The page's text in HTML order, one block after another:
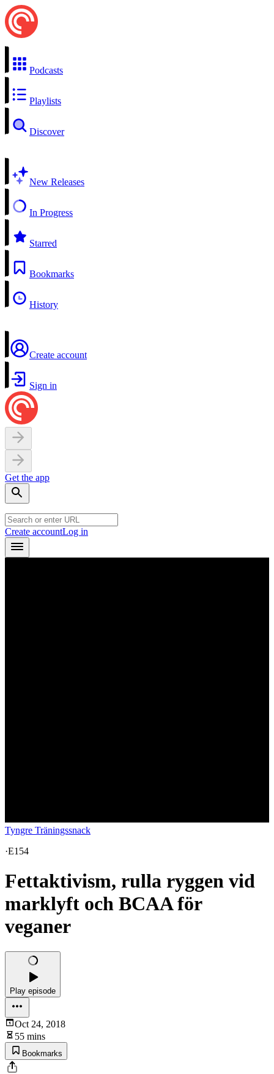
Podcasts
Playlists
Discover
New Releases
In Progress
Starred
Bookmarks
History
Create account
Sign in
Get the app
Create accountLog in
Tyngre Träningssnack
·E154
Fettaktivism, rulla ryggen vid
marklyft och BCAA för
veganer
Play episode
Oct 24, 2018
55 mins
Bookmarks